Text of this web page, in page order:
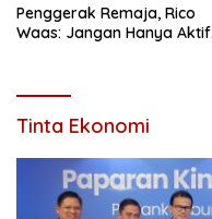
Penggerak Remaja, Rico
Waas: Jangan Hanya Aktif
Tinta Ekonomi